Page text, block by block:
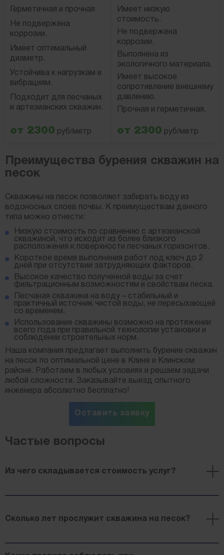
Герметичная и прочная
Не подвержена
коррозии.
Имеет оптимальный
диаметр.
Устойчива к нагрузкам и
вибрациям.
Подходит для песчаных
и артезианских скважин.
от 2300 руб/метр
Имеет низкую
стоимость.
Не подвержена
коррозии.
Выполнена из
экологичного материала.
Имеет высокое
сопротивление внешнему
давлению.
Прочная и герметичная.
от 2300 руб/метр
Преимущества бурения скважин на
песок
Скважины на песок позволяют забирать воду из
водоносных слоев почвы. К преимуществам данного
типа можно отнести:
Низкую стоимость по сравнению с артезианской
скважиной, что исходит из более близкого
расположения к поверхности песчаных горизонтов.
Короткое время выполнения работ под ключ до 2
дней при отсутствии затрудняющих факторов.
Высокое качество полученной воды за счет
фильтрационным возможностям и свойствам песка.
Песчаная скважина на воду – стабильный и
практичный источник чистой воды, не пересыхающей
со временем.
Использование скважины возможно на протяжении
всего года при правильной технологии установки и
соблюдении строительных норм.
Наша компания предлагает выполнить бурение скважин
на песок по оптимальной цене в Клине и Клинском
районе. Работаем в любых условиях и решаем задачи
любой сложности. Заказывайте выезд опытного
инженера абсолютно бесплатно!
Оставить заявку
Частые вопросы
Из чего складывается стоимость услуг?
выбранной трубы. Сложные грунты увеличивают
Сколько лет прослужит скважина на песок?